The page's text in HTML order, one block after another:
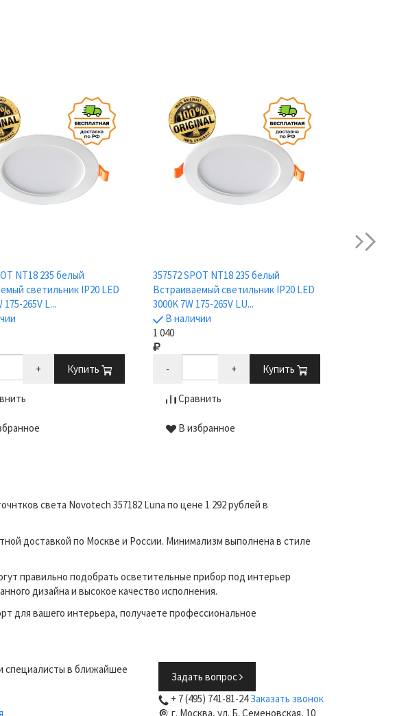
NT18 235 белый
светильник IP20 LED
175-265V L...
+ Купить
357572 SPOT NT18 235 белый
Встраиваемый светильник IP20 LED
3000K 7W 175-265V LU...
В наличии
1 040
- + Купить
Сравнить
В избранное
next
света Novotech 357182 Luna по цене 1 292 рублей в
доставкой по Москве и России. Минимализм выполнена в стиле
правильно подобрать осветительные прибор под интерьер
дизайна и высокое качество исполнения.
для вашего интерьера, получаете профессиональное
специалисты в ближайшее
Задать вопрос
+ 7 (495) 741-81-24Заказать звонок
г. Москва, ул. Б. Семеновская, 10